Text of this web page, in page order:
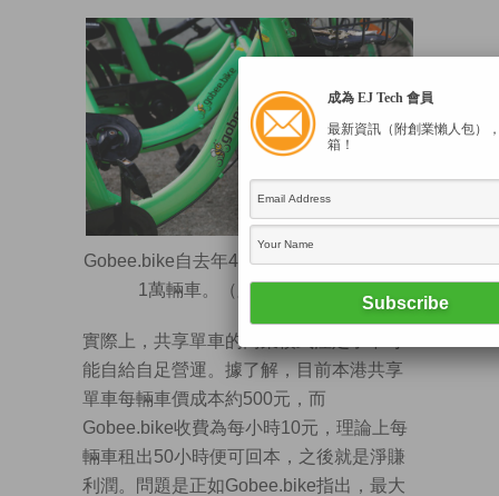
Gobee.bike自去年4月開始營運，高峰期有
1萬輛車。（路透資料圖片）
實際上，共享單車的商業模式注定了不可
能自給自足營運。據了解，目前本港共享
單車每輛車價成本約500元，而
Gobee.bike收費為每小時10元，理論上每
輛車租出50小時便可回本，之後就是淨賺
利潤。問題是正如Gobee.bike指出，最大
成為 EJ Tech 會員
最新資訊（附創業懶人包）
箱！